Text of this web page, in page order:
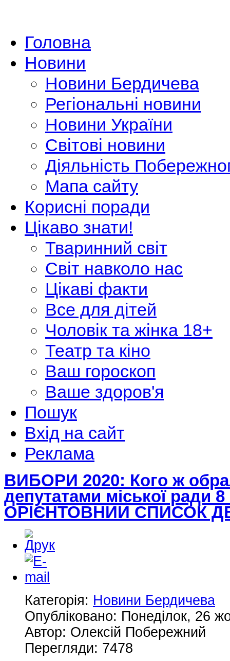
Головна
Новини
Новини Бердичева
Регіональні новини
Новини України
Світові новини
Діяльність
Мапа сайту
Корисні поради
Цікаво знати!
Тваринний світ
Світ навколо нас
Цікаві факти
Все для дітей
Чоловік та жінка 18+
Театр та кіно
Ваш гороскоп
Ваше здоров'я
Пошук
Вхід на сайт
Реклама
ВИБОРИ 2020: Кого ж
депутатами міської ради
ОРІЄНТОВНИЙ СПИСОК
Категорія: Новини Бердичева
Опубліковано: Понеділок, 26
Автор: Олексій Побережний
Перегляди: 7478